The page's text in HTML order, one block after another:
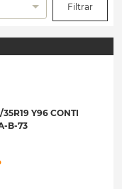
Filtrar
Y96 CONTI
B-73